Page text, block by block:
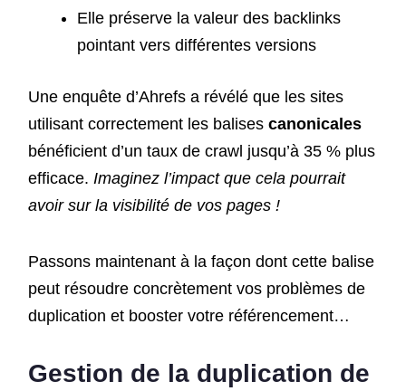
Elle préserve la valeur des backlinks
pointant vers différentes versions
Une enquête d’Ahrefs a révélé que les sites
utilisant correctement les balises canonicales
bénéficient d’un taux de crawl jusqu’à 35 % plus
efficace. Imaginez l’impact que cela pourrait
avoir sur la visibilité de vos pages !
Passons maintenant à la façon dont cette balise
peut résoudre concrètement vos problèmes de
duplication et booster votre référencement…
Gestion de la duplication de